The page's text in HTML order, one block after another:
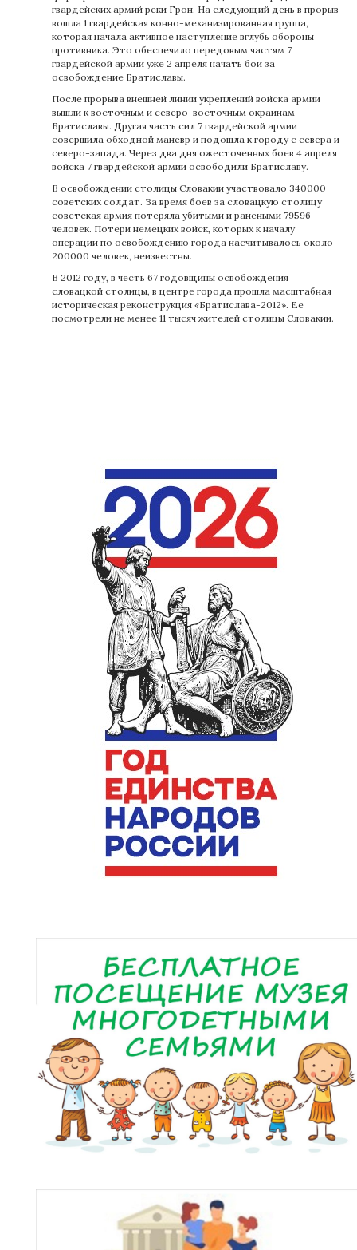
гвардейских армий реки Грон. На следующий день в прорыв
вошла 1 гвардейская конно-механизированная группа,
которая начала активное наступление вглубь обороны
противника. Это обеспечило передовым частям 7
гвардейской армии уже 2 апреля начать бои за
освобождение Братиславы.
После прорыва внешней линии укреплений войска армии
вышли к восточным и северо-восточным окраинам
Братиславы. Другая часть сил 7 гвардейской армии
совершила обходной маневр и подошла к городу с севера и
северо-запада. Через два дня ожесточенных боев 4 апреля
войска 7 гвардейской армии освободили Братиславу.
В освобождении столицы Словакии участвовало 340000
советских солдат. За время боев за словацкую столицу
советская армия потеряла убитыми и ранеными 79596
человек. Потери немецких войск, которых к началу
операции по освобождению города насчитывалось около
200000 человек, неизвестны.
В 2012 году, в честь 67 годовщины освобождения
словацкой столицы, в центре города прошла масштабная
историческая реконструкция «Братислава-2012». Ее
посмотрели не менее 11 тысяч жителей столицы Словакии.